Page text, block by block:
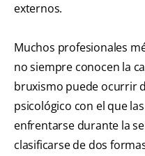
externos.
Muchos profesionales
no siempre conocen la
bruxismo puede ocurrir
psicológico con el que
enfrentarse durante la
clasificarse de dos